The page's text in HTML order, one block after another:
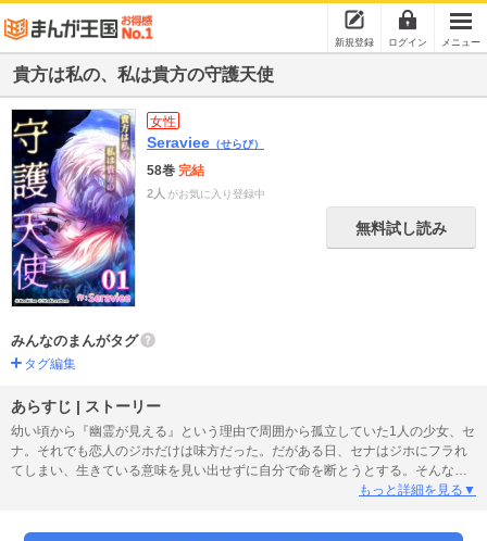
新規登録 ログイン メニュー
貴方は私の、私は貴方の守護天使
女性
Seraviee （せらび）
58巻 完結
2人 がお気に入り登録中
無料試し読み
みんなのまんがタグ
タグ編集
あらすじ | ストーリー
幼い頃から『幽霊が見える』という理由で周囲から孤立していた1人の少女、セ
ナ。それでも恋人のジホだけは味方だった。だがある日、セナはジホにフラれ
てしまい、生きている意味を見い出せずに自分で命を断とうとする。そんな
時、現れたのは白と黒の羽根を持った自称『守護天使』の不思議な男の子だっ
もっと詳細を見る▼